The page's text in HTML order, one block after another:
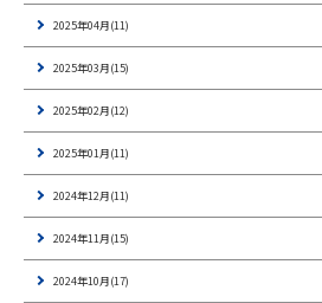
2025年04月(11)
2025年03月(15)
2025年02月(12)
2025年01月(11)
2024年12月(11)
2024年11月(15)
2024年10月(17)